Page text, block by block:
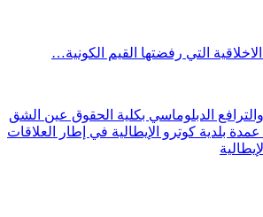
التي رفضتها القيم الكونية…
الدبلوماسي بكلية الحقوق عين الشق
بلدية كوترو الإيطالية في إطار العلاقات